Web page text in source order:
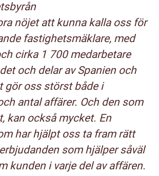
nöjet att kunna kalla oss för
fastighetsmäklare, med
cirka 1 700 medarbetare
och delar av Spanien och
gör oss störst både i
antal affärer. Och den som
kan också mycket. En
har hjälpt oss ta fram rätt
som hjälper såväl
kunden i varje del av affären.